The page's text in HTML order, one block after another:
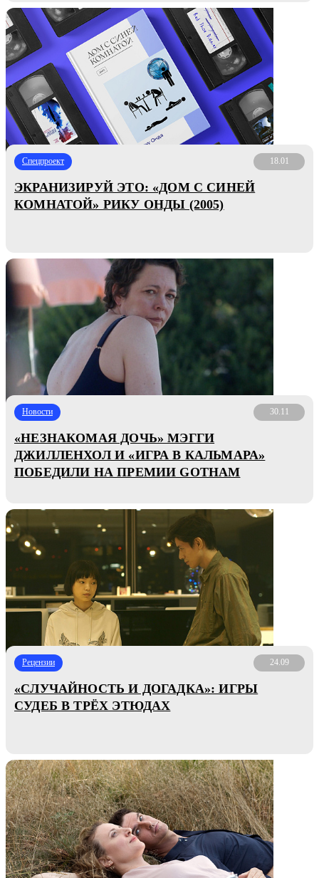
Спецпроект 18.01
ЭКРАНИЗИРУЙ ЭТО: «ДОМ С СИНЕЙ
КОМНАТОЙ» РИКУ ОНДЫ (2005)
Новости 30.11
«НЕЗНАКОМАЯ ДОЧЬ» МЭГГИ
ДЖИЛЛЕНХОЛ И «ИГРА В КАЛЬМАРА»
ПОБЕДИЛИ НА ПРЕМИИ GOTHAM
Рецензии 24.09
«СЛУЧАЙНОСТЬ И ДОГАДКА»: ИГРЫ
СУДЕБ В ТРЁХ ЭТЮДАХ